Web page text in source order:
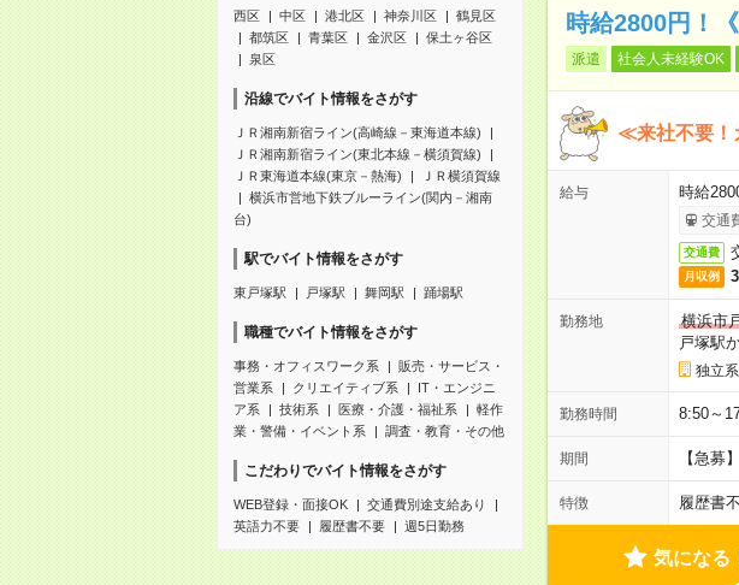
西区 中区 港北区 神奈川区
鶴見区
都筑区
青葉区 金沢区
保土ヶ谷区
泉区
沿線でバイト情報をさがす
ＪＲ湘南新宿ライン(高崎線－東海道本線)
ＪＲ湘南新宿ライン(東北本線－横須賀線)
ＪＲ東海道本線(東京－熱海)
ＪＲ横須賀線
横浜市営地下鉄ブルーライン(関内－湘南
台)
駅でバイト情報をさがす
東戸塚駅 戸塚駅 舞岡駅 踊場駅
職種でバイト情報をさがす
事務・オフィスワーク系
販売・サービス・
営業系
クリエイティブ系
IT・エンジニ
ア系
技術系 医療・介護・福祉系
軽作
業・警備・イベント系
調査・教育・その他
こだわりでバイト情報をさがす
WEB登録・面接OK
交通費別途支給あり
英語力不要
履歴書不要 週5日勤務
時給2800円！
派遣 社会人未経験OK
≪来社不要！
給与 時給
交通
交通費
月収例
勤務地
横浜市
戸塚駅
独立
勤務時間 8:50～
期間 【急募
特徴 履歴書
気になる